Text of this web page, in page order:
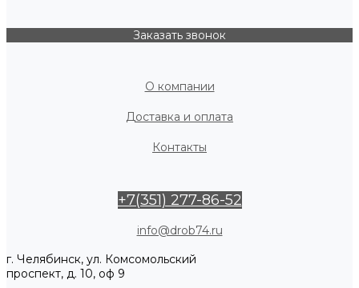
Заказать звонок
О компании
Доставка и оплата
Контакты
+7(351) 277-86-52
info@drob74.ru
г. Челябинск, ул. Комсомольский
проспект, д. 10, оф 9